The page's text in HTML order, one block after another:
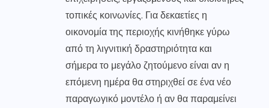
τοπικές κοινωνίες. Για δεκαετίες η
οικονομία της περιοχής κινήθηκε γύρω
από τη λιγνιτική δραστηριότητα και
σήμερα το μεγάλο ζητούμενο είναι αν η
επόμενη ημέρα θα στηριχθεί σε ένα νέο
παραγωγικό μοντέλο ή αν θα παραμείνει